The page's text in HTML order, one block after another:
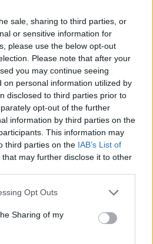
sale, sharing to third parties, or
or sensitive information for
please use the below opt-out
Please note that after your
you may continue seeing
on personal information utilized by
disclosed to third parties prior to
opt-out of the further
information by third parties on the
This information may
third parties on the IAB’s List of
that may further disclose it to other
Opt Outs
Sharing of my
de Startups, para apoiar
demonstrem elevado
e internacionalização.
In Famalicão, em
São propostos 8
de projetos e 7 horas de
a realizar nos meses de
marketing, como
das redes sociais, e-